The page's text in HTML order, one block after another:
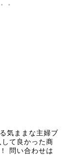
気ままな主婦ブ
て良かった商
問い合わせは